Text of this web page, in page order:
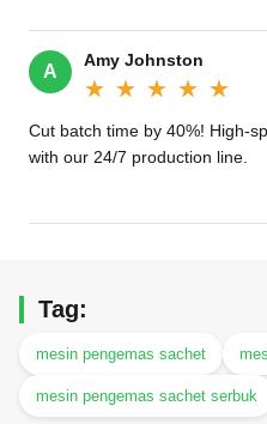
A
Amy Johnston
★★★★★
★★★★★
Cut batch time by 40%! High-
with our 24/7 production line.
Tag:
mesin pengemas sachet
mesin pengemas sachet serbuk